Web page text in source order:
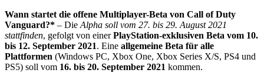
Wann startet die offene Multiplayer-Beta von Call of Duty
Vanguard?* – Die Alpha soll vom 27. bis 29. August 2021
stattfinden, gefolgt von einerPlayStation-exklusiven Beta vom 10.
bis 12. September 2021. Eine allgemeine Beta für alle
Plattformen (Windows PC, Xbox One, Xbox Series X/S, PS4 und
PS5) soll vom 16. bis 20. September 2021 kommen.